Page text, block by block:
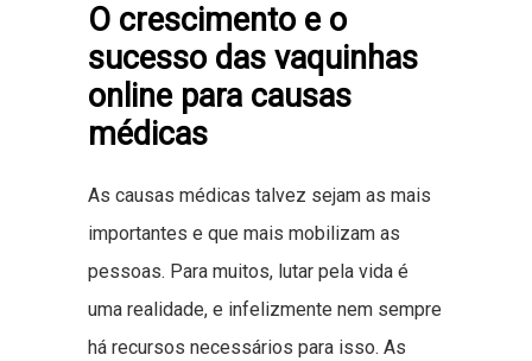
O crescimento e o
sucesso das vaquinhas
online para causas
médicas
As causas médicas talvez sejam as mais
importantes e que mais mobilizam as
pessoas. Para muitos, lutar pela vida é
uma realidade, e infelizmente nem sempre
há recursos necessários para isso. As